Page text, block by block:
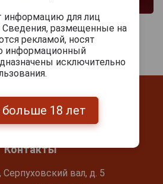
Контакты
Серпуховский вал, д. 5
информацию для лиц
Сведения, размещенные на
рекламой, носят
информационный
исключительно
18 лет